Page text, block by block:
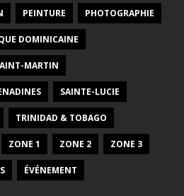
PEINTURE PHOTOGRAPHIE
DOMINICAINE
MARTIN
SAINTE-LUCIE
TRINIDAD & TOBAGO
ZONE 1 ZONE 2 ZONE 3
ÉVÉNEMENT